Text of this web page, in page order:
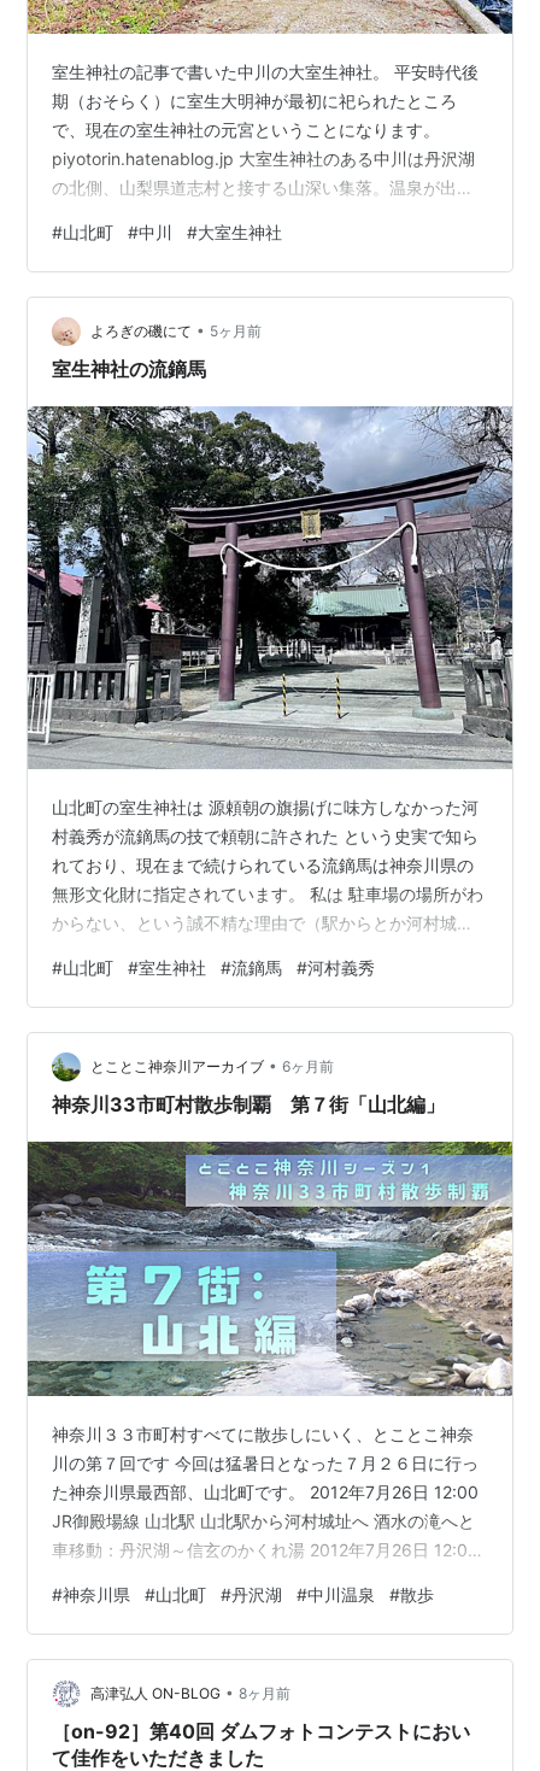
室生神社の記事で書いた中川の大室生神社。 平安時代後
期（おそらく）に室生大明神が最初に祀られたところ
で、現在の室生神社の元宮ということになります。
piyotorin.hatenablog.jp 大室生神社のある中川は丹沢湖
の北側、山梨県道志村と接する山深い集落。温泉が出る
には樹齢2000年と言われる有名な箒杉があるので、今回
は大室生神社と合わせて見学してきました。 大室生神社
鳥居前 県道から数分で着くのですが、民家前の細く傾斜
のある道をくねくねと行くので少々疲れました。 この手
前に駐車できるスペースあり。 階段の横に迂回路があり
#山北町 #中川 #大室生神社
よろぎの磯にて • 5ヶ月前
室生神社の流鏑馬
山北町の室生神社は 源頼朝の旗揚げに味方しなかった河
村義秀が流鏑馬の技で頼朝に許された という史実で知ら
れており、現在まで続けられている流鏑馬は神奈川県の
無形文化財に指定されています。 私は 駐車場の場所がわ
からない、という誠不精な理由で（駅からとか河村城か
ですが、 先日地域の方に教えて頂きまして、ようやく詣
でることができました。 吾妻鏡によると 建久元年
（1190）８月、鶴岡八幡宮での放生会の流鏑馬に参加す
る射手に病欠が出たので、大庭景能が源頼朝に「治承４
年（1180）から私のもとにいる囚人の河村三郎義秀を呼
#山北町 #室生神社 #流鏑馬 #河村義秀
とことこ神奈川アーカイブ • 6ヶ月前
神奈川33市町村散歩制覇 第７街「山北編」
神奈川３３市町村すべてに散歩しにいく、とことこ神奈
川の第７回です 今回は猛暑日となった７月２６日に行っ
た神奈川県最西部、山北町です。 2012年7月26日 12:00
JR御殿場線 山北駅 山北駅から河村城址へ 酒水の滝へと
車移動：丹沢湖～信玄のかくれ湯 2012年7月26日 12:00
の中、今回は車でやってきました。 山北町の中心地、山
北駅です。 実は２０代中盤の頃、山北の公民館で数日働
いたことがあります。 「音響照明をやりつつ楽器屋もや
っている」という不思議な経歴の社長さんと一緒に公民
館で地域の催しをやった記憶があります。 長閑な…
#神奈川県 #山北町 #丹沢湖 #中川温泉 #散歩
高津弘人 ON-BLOG • 8ヶ月前
［on-92］第40回 ダムフォトコンテストにおい
て佳作をいただきました